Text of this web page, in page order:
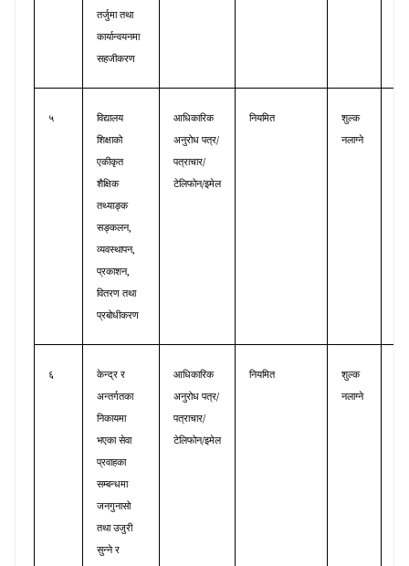
तर्जुमा तथा
कार्यान्वयनमा
सहजीकरण
५ विद्यालय
शिक्षाको
एकीकृत
शैक्षिक
तथ्याङ्क
सङ्कलन,
व्यवस्थापन,
प्रकाशन,
वितरण तथा
प्रबोधीकरण
आधिकारिक
अनुरोध पत्र/
पत्राचार/
टेलिफोन/इमेल
नियमित शुल्क
नलाग्ने
६ केन्द्र र
अन्तर्गतका
निकायमा
भएका सेवा
प्रवाहका
सम्बन्धमा
जनगुनासो
तथा उजुरी
सुन्ने र
आधिकारिक
अनुरोध पत्र/
पत्राचार/
टेलिफोन/इमेल
नियमित शुल्क
नलाग्ने